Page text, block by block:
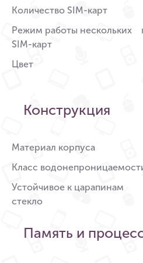
Количество SIM-карт
Режим работы нескольких
SIM-карт
Цвет
Конструкция
Материал корпуса
Класс
Устойчивое к царапинам
стекло
Память и